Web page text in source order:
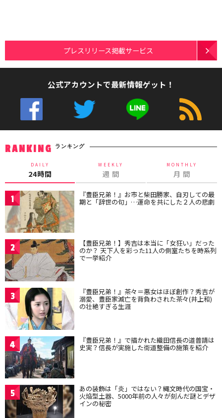
プレスリリース掲載サービス
公式アカウントで最新情報ゲット！
RANKING ランキング
DAILY
24時間
WEEKLY
週 間
MONTHLY
月 間
1 『豊臣兄弟！』お市と柴田勝家、自刃しての最
期と「辞世の句」…運命を共にした２人の悲劇
2 【豊臣兄弟！】秀吉は本当に「女狂い」だった
のか？ 天下人を彩った11人の側室たちを時系列
で一挙紹介
3 『豊臣兄弟！』茶々＝悪女はほぼ創作？秀吉が
溺愛、豊臣家滅亡を背負わされた茶々(井上和)
の壮絶すぎる生涯
4 『豊臣兄弟！』で描かれた織田信長の道普請は
史実？信長が実施した街道整備の施策を紹介
5 あの装飾は「炎」ではない？縄文時代の国宝・
火焔型土器、5000年前の人々が刻んだ謎とデザ
インの秘密